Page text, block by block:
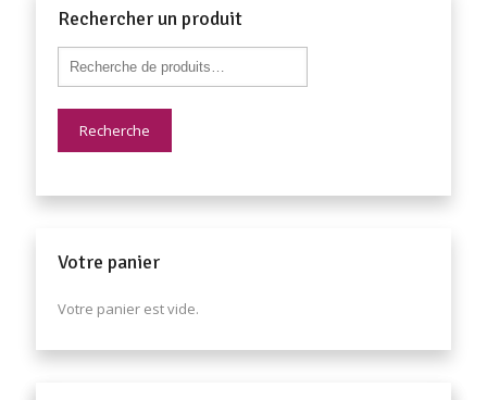
Rechercher un produit
Recherche
Votre panier
Votre panier est vide.